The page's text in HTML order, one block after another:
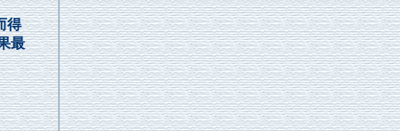
得
最